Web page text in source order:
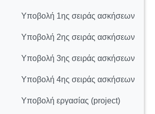
Υποβολή 1ης σειράς ασκήσεων
Υποβολή 2ης σειράς ασκήσεων
Υποβολή 3ης σειράς ασκήσεων
Υποβολή 4ης σειράς ασκήσεων
Υποβολή εργασίας (project)